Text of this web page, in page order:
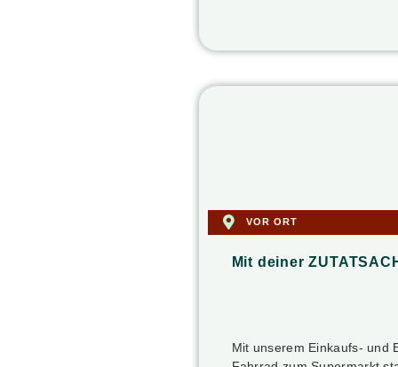
VOR ORT
Mit deiner
Mit unserem Einkaufs- und